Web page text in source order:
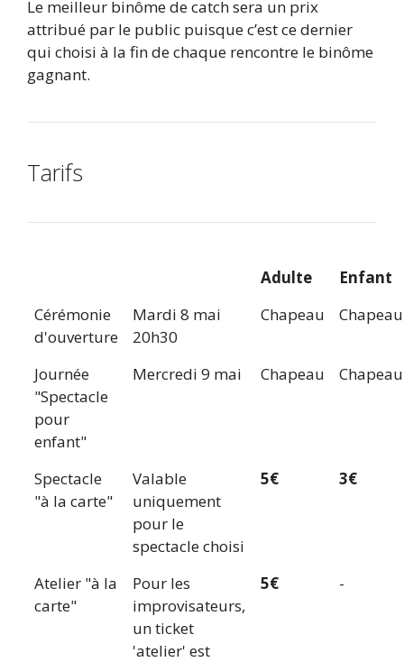
Le meilleur binôme de catch sera un prix
attribué par le public puisque c’est ce dernier
qui choisi à la fin de chaque rencontre le binôme
gagnant.
Tarifs
Adulte
Enfant
Cérémonie
d'ouverture
Mardi 8 mai
20h30
Chapeau Chapeau
Journée
"Spectacle
pour
enfant"
Mercredi 9 mai Chapeau Chapeau
Spectacle
"à la carte"
Valable
uniquement
pour le
spectacle choisi
5€ 3€
Atelier "à la
carte"
Pour les
improvisateurs,
un ticket
'atelier' est
5€ -